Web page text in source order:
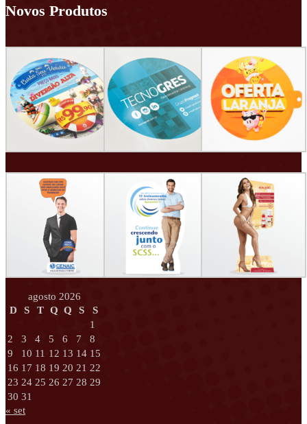
Novos Produtos
agosto 2026
D
S T Q Q S
S
1
2
3 4 5 6 7
8
9
10 11 12 13 14 15
16 17 18 19 20 21 22
23 24 25 26 27 28 29
30 31
« set